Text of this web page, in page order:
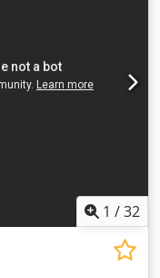
Für alle Angebote
ähnlich !!
m²
10.000 Artikel
1 /32